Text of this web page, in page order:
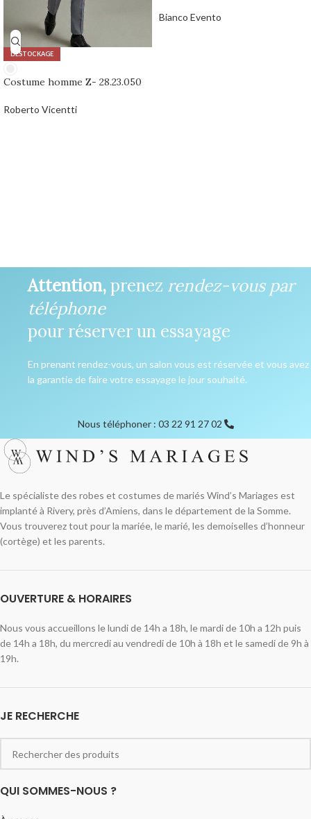
DÉSTOCKAGE
Costume homme Z- 28.23.050
Roberto Vicentti
Bianco Evento
Attention,prenez rendez-vous par
téléphone
pour réserver un essayage
En prenant rendez-vous, un salon vous est réservée et vous avez
la garantie de faire votre essayage le jour souhaité.
Nous téléphoner : 03 22 91 27 02
Le spécialiste des robes et costumes de mariés Wind’s Mariages est
implanté à Rivery, près d’Amiens, dans le département de la Somme.
Vous trouverez tout pour la mariée, le marié, les demoiselles d’honneur
(cortège) et les parents.
OUVERTURE & HORAIRES
Nous vous accueillons le lundi de 14h a 18h, le mardi de 10h a 12h puis
de 14h a 18h, du mercredi au vendredi de 10h à 18h et le samedi de 9h à
19h.
JE RECHERCHE
QUI SOMMES-NOUS ?